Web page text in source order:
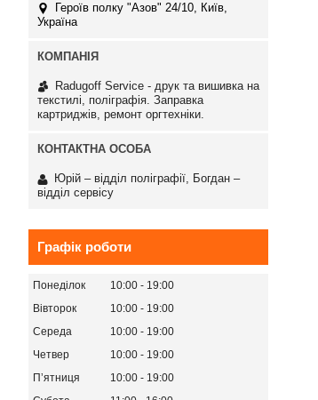
Героїв полку "Азов" 24/10, Київ,
Україна
Radugoff Service - друк та вишивка на
текстилі, поліграфія. Заправка
картриджів, ремонт оргтехніки.
Юрій – відділ поліграфії, Богдан –
відділ сервісу
Графік роботи
Понеділок 10:00
19:00
Вівторок
10:00
19:00
Середа
10:00
19:00
Четвер
10:00
19:00
Пʼятниця
10:00
19:00